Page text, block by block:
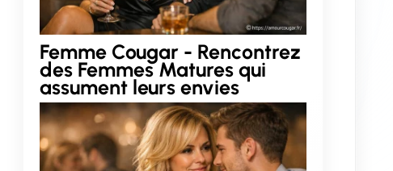
Femme Cougar - Rencontrez
des Femmes Matures qui
assument leurs envies